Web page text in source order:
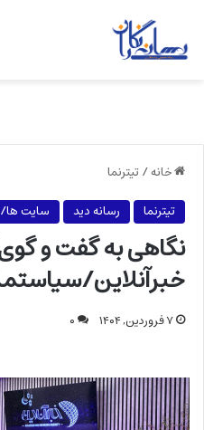
خانه/تیترنما
تیترنما
رسانه دید سایت ها/
نگاهی به گفت و
خبرآنلاین/
۷ فروردین, ۱۴۰۴ ۰